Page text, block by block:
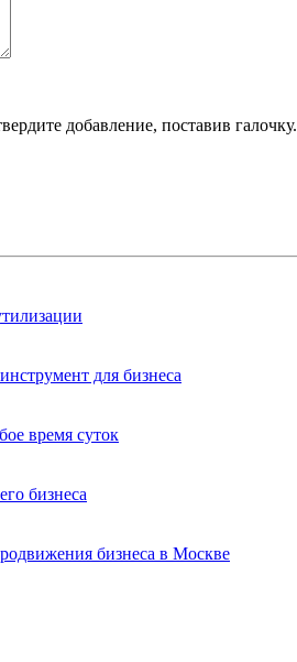
добавление, поставив галочку.
для бизнеса
время суток
бизнеса
бизнеса в Москве